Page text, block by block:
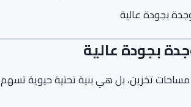
بجودة عالية
بجودة عالية
تخزين، بل هي بنية تحتية حيوية تسهم